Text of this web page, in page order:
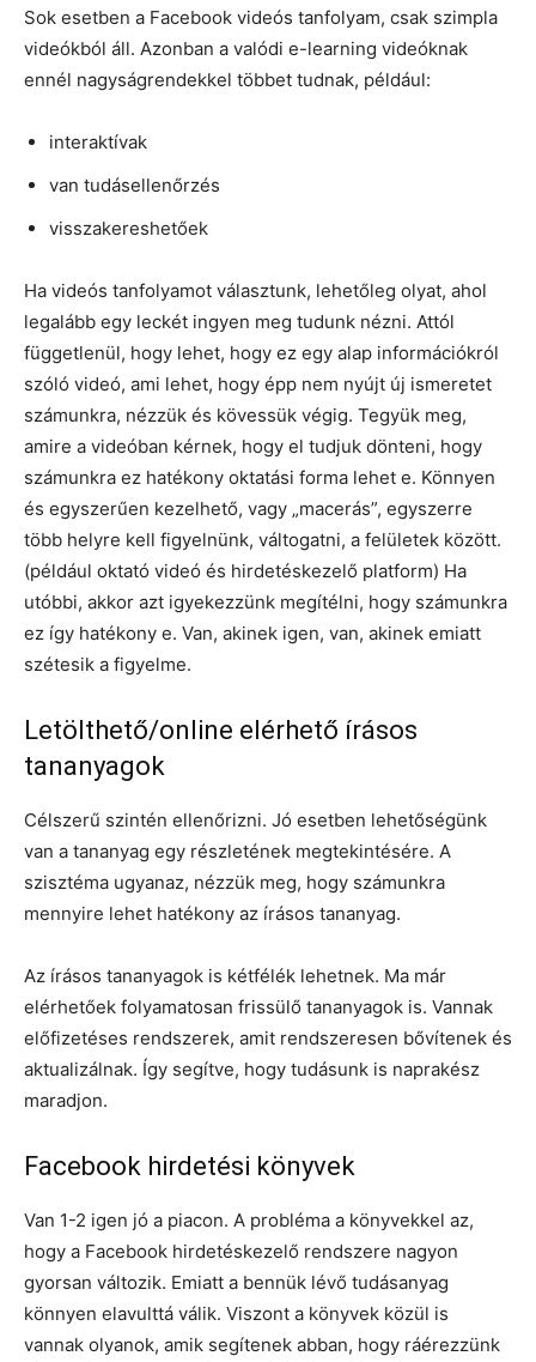
Sok esetben a Facebook videós tanfolyam, csak szimpla
videókból áll. Azonban a valódi e-learning videóknak
ennél nagyságrendekkel többet tudnak, például:
interaktívak
van tudásellenőrzés
visszakereshetőek
Ha videós tanfolyamot választunk, lehetőleg olyat, ahol
legalább egy leckét ingyen meg tudunk nézni. Attól
függetlenül, hogy lehet, hogy ez egy alap információkról
szóló videó, ami lehet, hogy épp nem nyújt új ismeretet
számunkra, nézzük és kövessük végig. Tegyük meg,
amire a videóban kérnek, hogy el tudjuk dönteni, hogy
számunkra ez hatékony oktatási forma lehet e. Könnyen
és egyszerűen kezelhető, vagy „macerás”, egyszerre
több helyre kell figyelnünk, váltogatni, a felületek között.
(például oktató videó és hirdetéskezelő platform) Ha
utóbbi, akkor azt igyekezzünk megítélni, hogy számunkra
ez így hatékony e. Van, akinek igen, van, akinek emiatt
szétesik a figyelme.
Letölthető/online elérhető írásos
tananyagok
Célszerű szintén ellenőrizni. Jó esetben lehetőségünk
van a tananyag egy részletének megtekintésére. A
szisztéma ugyanaz, nézzük meg, hogy számunkra
mennyire lehet hatékony az írásos tananyag.
Az írásos tananyagok is kétfélék lehetnek. Ma már
elérhetőek folyamatosan frissülő tananyagok is. Vannak
előfizetéses rendszerek, amit rendszeresen bővítenek és
aktualizálnak. Így segítve, hogy tudásunk is naprakész
maradjon.
Facebook hirdetési könyvek
Van 1-2 igen jó a piacon. A probléma a könyvekkel az,
hogy a Facebook hirdetéskezelő rendszere nagyon
gyorsan változik. Emiatt a bennük lévő tudásanyag
könnyen elavulttá válik. Viszont a könyvek közül is
vannak olyanok, amik segítenek abban, hogy ráérezzünk